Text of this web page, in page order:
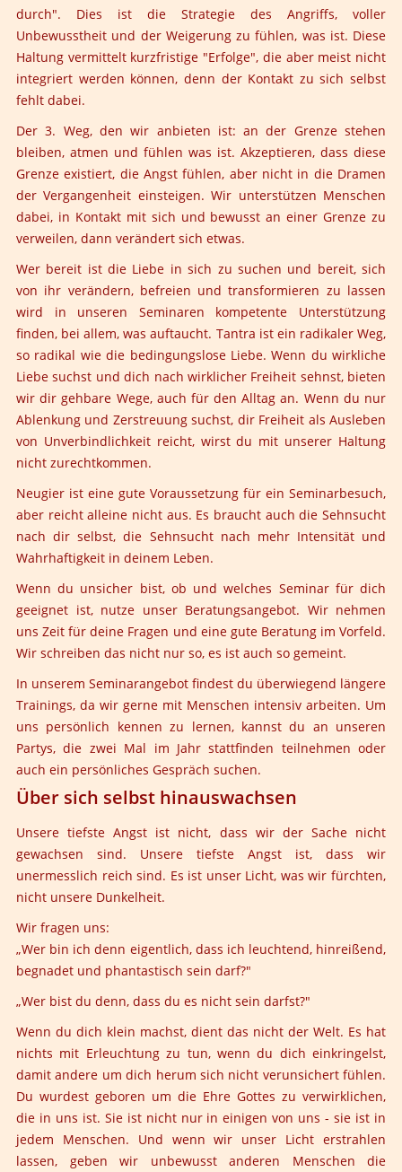
durch". Dies ist die Strategie des Angriffs, voller
Unbewusstheit und der Weigerung zu fühlen, was ist. Diese
Haltung vermittelt kurzfristige "Erfolge", die aber meist nicht
integriert werden können, denn der Kontakt zu sich selbst
fehlt dabei.
Der 3. Weg, den wir anbieten ist: an der Grenze stehen
bleiben, atmen und fühlen was ist. Akzeptieren, dass diese
Grenze existiert, die Angst fühlen, aber nicht in die Dramen
der Vergangenheit einsteigen. Wir unterstützen Menschen
dabei, in Kontakt mit sich und bewusst an einer Grenze zu
verweilen, dann verändert sich etwas.
Wer bereit ist die Liebe in sich zu suchen und bereit, sich
von ihr verändern, befreien und transformieren zu lassen
wird in unseren Seminaren kompetente Unterstützung
finden, bei allem, was auftaucht. Tantra ist ein radikaler Weg,
so radikal wie die bedingungslose Liebe. Wenn du wirkliche
Liebe suchst und dich nach wirklicher Freiheit sehnst, bieten
wir dir gehbare Wege, auch für den Alltag an. Wenn du nur
Ablenkung und Zerstreuung suchst, dir Freiheit als Ausleben
von Unverbindlichkeit reicht, wirst du mit unserer Haltung
nicht zurechtkommen.
Neugier ist eine gute Voraussetzung für ein Seminarbesuch,
aber reicht alleine nicht aus. Es braucht auch die Sehnsucht
nach dir selbst, die Sehnsucht nach mehr Intensität und
Wahrhaftigkeit in deinem Leben.
Wenn du unsicher bist, ob und welches Seminar für dich
geeignet ist, nutze unser Beratungsangebot. Wir nehmen
uns Zeit für deine Fragen und eine gute Beratung im Vorfeld.
Wir schreiben das nicht nur so, es ist auch so gemeint.
In unserem Seminarangebot findest du überwiegend längere
Trainings, da wir gerne mit Menschen intensiv arbeiten. Um
uns persönlich kennen zu lernen, kannst du an unseren
Partys, die zwei Mal im Jahr stattfinden teilnehmen oder
auch ein persönliches Gespräch suchen.
Über sich selbst hinauswachsen
Unsere tiefste Angst ist nicht, dass wir der Sache nicht
gewachsen sind. Unsere tiefste Angst ist, dass wir
unermesslich reich sind. Es ist unser Licht, was wir fürchten,
nicht unsere Dunkelheit.
Wir fragen uns:
„Wer bin ich denn eigentlich, dass ich leuchtend, hinreißend,
begnadet und phantastisch sein darf?"
„Wer bist du denn, dass du es nicht sein darfst?"
Wenn du dich klein machst, dient das nicht der Welt. Es hat
nichts mit Erleuchtung zu tun, wenn du dich einkringelst,
damit andere um dich herum sich nicht verunsichert fühlen.
Du wurdest geboren um die Ehre Gottes zu verwirklichen,
die in uns ist. Sie ist nicht nur in einigen von uns - sie ist in
jedem Menschen. Und wenn wir unser Licht erstrahlen
lassen, geben wir unbewusst anderen Menschen die